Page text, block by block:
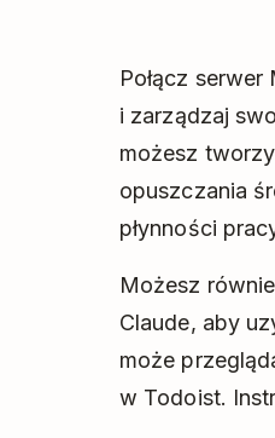
Połącz
i zarządzaj
możesz
opuszczania
płynności
Możesz
Claude, aby
może
w Todoist.